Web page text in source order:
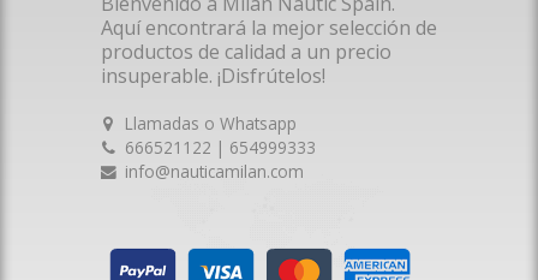
Aquí encontrará la mejor selección de
productos de calidad a un precio
insuperable. ¡Disfrútelos!
Llamadas o Whatsapp
666521122 | 654999333
info@nauticamilan.com